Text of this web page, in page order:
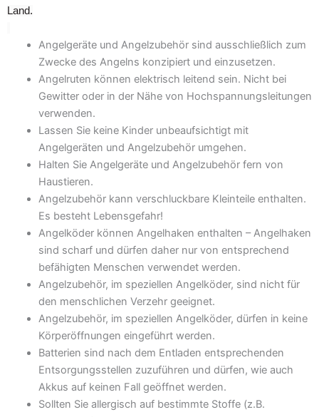
Land.
Angelgeräte und Angelzubehör sind ausschließlich zum
Zwecke des Angelns konzipiert und einzusetzen.
Angelruten können elektrisch leitend sein. Nicht bei
Gewitter oder in der Nähe von Hochspannungsleitungen
verwenden.
Lassen Sie keine Kinder unbeaufsichtigt mit
Angelgeräten und Angelzubehör umgehen.
Halten Sie Angelgeräte und Angelzubehör fern von
Haustieren.
Angelzubehör kann verschluckbare Kleinteile enthalten.
Es besteht Lebensgefahr!
Angelköder können Angelhaken enthalten – Angelhaken
sind scharf und dürfen daher nur von entsprechend
befähigten Menschen verwendet werden.
Angelzubehör, im speziellen Angelköder, sind nicht für
den menschlichen Verzehr geeignet.
Angelzubehör, im speziellen Angelköder, dürfen in keine
Körperöffnungen eingeführt werden.
Batterien sind nach dem Entladen entsprechenden
Entsorgungsstellen zuzuführen und dürfen, wie auch
Akkus auf keinen Fall geöffnet werden.
Sollten Sie allergisch auf bestimmte Stoffe (z.B.